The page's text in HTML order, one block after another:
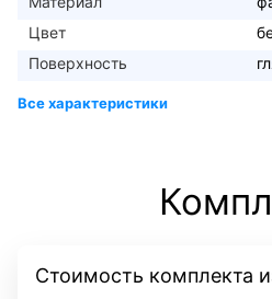
Цвет
Поверхность
Стоимость комплекта